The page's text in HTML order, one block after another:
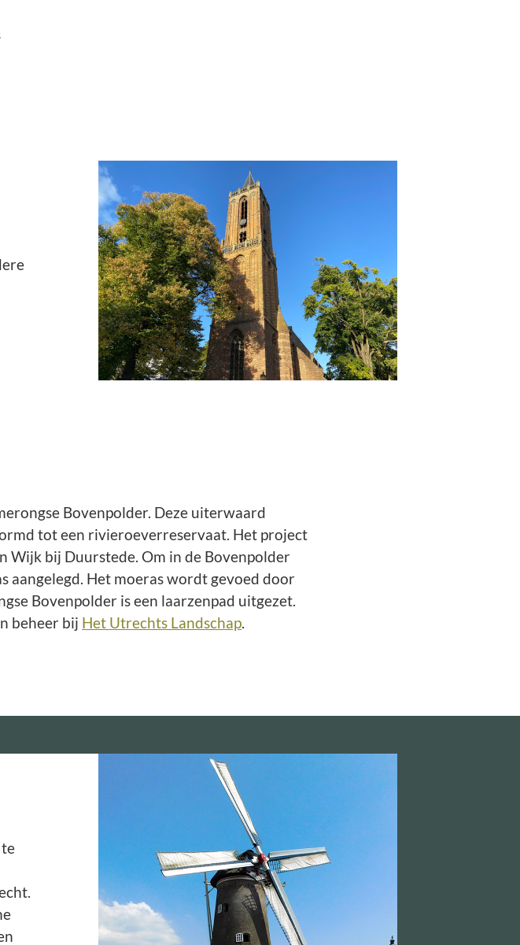
Bovenpolder. Deze uiterwaard
tot een rivieroeverreservaat. Het project
bij Duurstede. Om in de Bovenpolder
aangelegd. Het moeras wordt gevoed door
Bovenpolder is een laarzenpad uitgezet.
beheer bij Het Utrechts Landschap.